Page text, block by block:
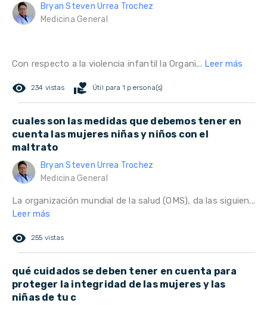
Bryan Steven Urrea Trochez
Medicina General
Con respecto a la violencia infantil la Organi... Leer más
remove_red_eye 234 vistas volunteer_activism Útil para 1 persona(s)
cuales son las medidas que debemos tener en
cuenta las mujeres niñas y niños con el
maltrato
Bryan Steven Urrea Trochez
Medicina General
La organización mundial de la salud (OMS), da las siguien...
Leer más
remove_red_eye 255 vistas
qué cuidados se deben tener en cuenta para
proteger la integridad de las mujeres y las
niñas de tu c